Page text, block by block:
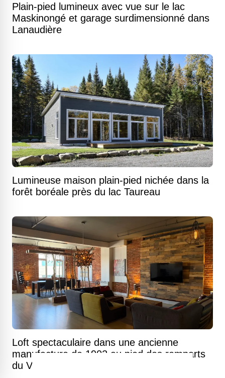
Plain-pied lumineux avec vue sur le lac
Maskinongé et garage surdimensionné dans
Lanaudière
Lumineuse maison plain-pied nichée dans la
forêt boréale près du lac Taureau
Loft spectaculaire dans une ancienne
manufacture de 1902 au pied des remparts
du Vieux-Québec